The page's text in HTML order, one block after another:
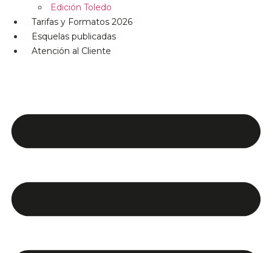
Edición Toledo
Tarifas y Formatos 2026
Esquelas publicadas
Atención al Cliente